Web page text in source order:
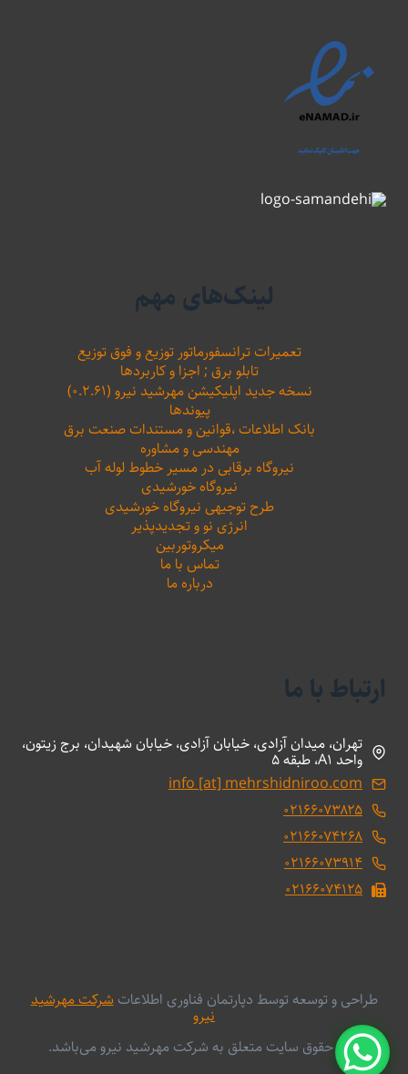
لینک‌های مهم
تعمیرات ترانسفورماتور توزیع و فوق توزیع
تابلو برق ; اجزا و کاربردها
نسخه جدید اپلیکیشن مهرشید نیرو (۰.۲.۶۱)
پیوندها
بانک اطلاعات ،‌قوانین و مستندات صنعت برق
مهندسی و مشاوره
نیروگاه برقابی در مسیر خطوط لوله آب
نیروگاه خورشیدی
طرح توجیهی نیروگاه خورشیدی
انرژی نو و تجدیدپذیر
میکروتوربین
تماس با ما
درباره ما
ارتباط با ما
تهران، میدان آزادی، خیابان آزادی، خیابان شهیدان، برج زیتون،
واحد A1، طبقه 5
info [at] mehrshidniroo.com
۰۲۱۶۶۰۷۳۸۲۵
۰۲۱۶۶۰۷۴۲۶۸
۰۲۱۶۶۰۷۳۹۱۴
۰۲۱۶۶۰۷۴۱۲۵
طراحی و توسعه توسط دپارتمان فناوری اطلاعاتشرکت مهرشید
نیرو
کلیه حقوق سایت متعلق به شرکت مهرشید نیرو می‌باشد.